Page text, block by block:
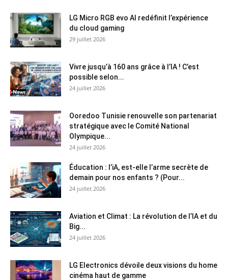
LG Micro RGB evo AI redéfinit l’expérience
du cloud gaming
29 juillet 2026
Vivre jusqu’à 160 ans grâce à l’IA ! C’est
possible selon...
24 juillet 2026
Ooredoo Tunisie renouvelle son partenariat
stratégique avec le Comité National
Olympique...
24 juillet 2026
Éducation : l’iA, est-elle l’arme secrète de
demain pour nos enfants ? (Pour...
24 juillet 2026
Aviation et Climat : La révolution de l’IA et du
Big...
24 juillet 2026
LG Electronics dévoile deux visions du home
cinéma haut de gamme